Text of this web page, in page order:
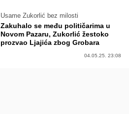
Usame Zukorlić bez milosti
Zakuhalo se među političarima u
Novom Pazaru, Zukorlić žestoko
prozvao Ljajića zbog Grobara
04.05.25. 23:08